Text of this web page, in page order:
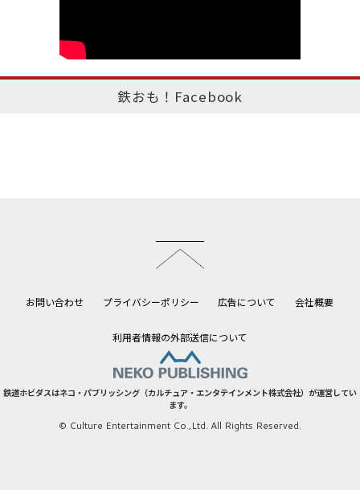
鉄おも！Facebook
お問い合わせ プライバシーポリシー 広告について 会社概要
利用者情報の外部送信について
鉄道ホビダスはネコ・パブリッシング（カルチュア・エンタテインメント株式会社）が運営してい
ます。
© Culture Entertainment Co.,Ltd. All Rights Reserved.